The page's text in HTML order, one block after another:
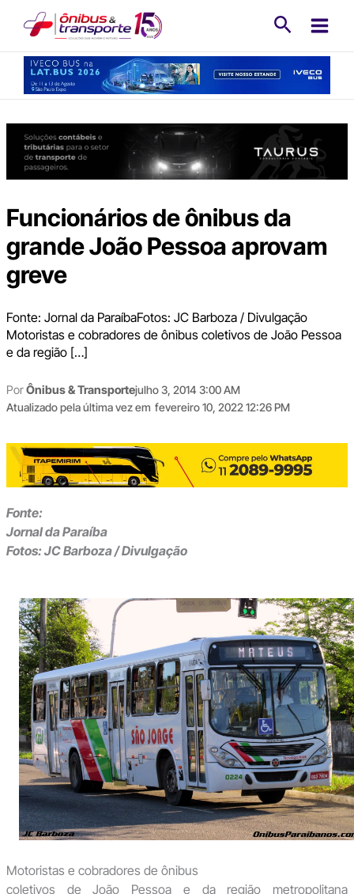
conteúdo
Funcionários de ônibus da
grande João Pessoa aprovam
greve
Fonte: Jornal da ParaíbaFotos: JC Barboza / Divulgação
Motoristas e cobradores de ônibus coletivos de João Pessoa
e da região […]
PorÔnibus & Transportejulho 3, 2014 3:00 AM
Atualizado pela última vez em fevereiro 10, 2022 12:26 PM
Fonte:
Jornal da Paraíba
Fotos: JC Barboza / Divulgação
Motoristas e cobradores de ônibus
coletivos de João Pessoa e da região metropolitana